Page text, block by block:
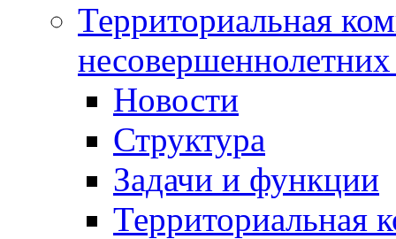
Территориальная
Новости
Структура
Задачи и функции
Территориальная